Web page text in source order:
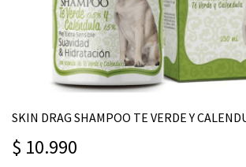
SKIN DRAG SHAMPOO TE VERDE Y
$ 10.990